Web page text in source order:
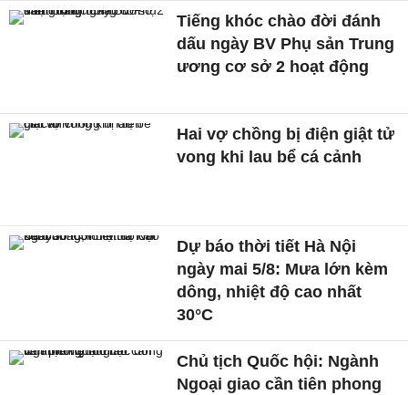
Tiếng khóc chào đời đánh
dấu ngày BV Phụ sản Trung
ương cơ sở 2 hoạt động
Hai vợ chồng bị điện giật tử
vong khi lau bể cá cảnh
Dự báo thời tiết Hà Nội
ngày mai 5/8: Mưa lớn kèm
dông, nhiệt độ cao nhất
30°C
Chủ tịch Quốc hội: Ngành
Ngoại giao cần tiên phong